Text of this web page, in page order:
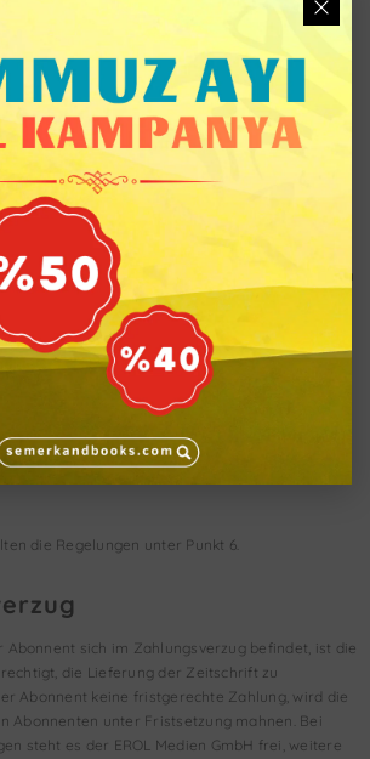
verlängert sich nach Ablauf der vereinbarten
unbestimmte Zeit, wenn der Abonnent nicht
kann den Vertrag jederzeit mit einer
Ende des nächsten Monats kündigen, wie es
für Abonnementverträge (§ 309 Nr. 9 BGB)
den Vertrag aus wichtigem Grund,
zu kündigen, bleibt unberührt. Ein wichtiger
bei Zahlungsverzug oder bei einem
wesentliche vertragliche Verpflichtungen
mit angemessener Frist nicht behoben
in 12 Monatsraten ist ausschließlich mit
möglich. Der Abonnement-Besteller ist
Zahlungsmethode bereitzustellen und
fälligen Raten rechtzeitig abgebucht werden
die Regelungen unter Punkt 6.
Abonnent sich im Zahlungsverzug befindet, ist die
die Lieferung der Zeitschrift zu
Abonnent keine fristgerechte Zahlung, wird die
Abonnenten unter Fristsetzung mahnen. Bei
steht es der EROL Medien GmbH frei, weitere